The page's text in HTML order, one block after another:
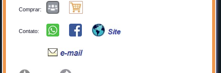
Comprar:
Contato:
Por que Anunciar?
Planos
Facebook